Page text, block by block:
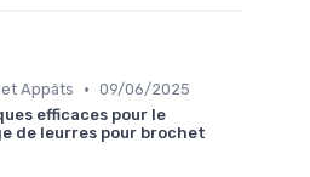
Appâts • 09/06/2025
efficaces pour le
de leurres pour brochet